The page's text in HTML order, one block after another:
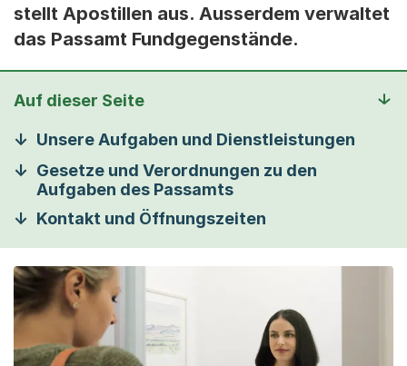
stellt Apostillen aus. Ausserdem verwaltet
das Passamt Fundgegenstände.
Auf dieser Seite
Unsere Aufgaben und Dienstleistungen
Gesetze und Verordnungen zu den
Aufgaben des Passamts
Kontakt und Öffnungszeiten